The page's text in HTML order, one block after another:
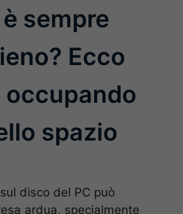
sempre
Ecco
occupando
spazio
disco del PC può
ardua, specialmente